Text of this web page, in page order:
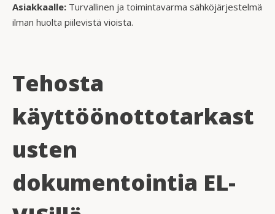
Asiakkaalle: Turvallinen ja toimintavarma sähköjärjestelmä
ilman huolta piilevistä vioista.
Tehosta
käyttöönottotarkast
usten
dokumentointia EL-